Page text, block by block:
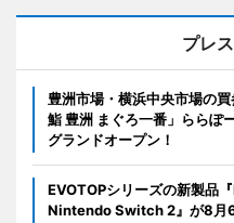
プレ
豊洲市場・横浜中央市場の
鮨 豊洲 まぐろ一番」らら
グランドオープン！
EVOTOPシリーズの新製品
Nintendo Switch 2』が8月